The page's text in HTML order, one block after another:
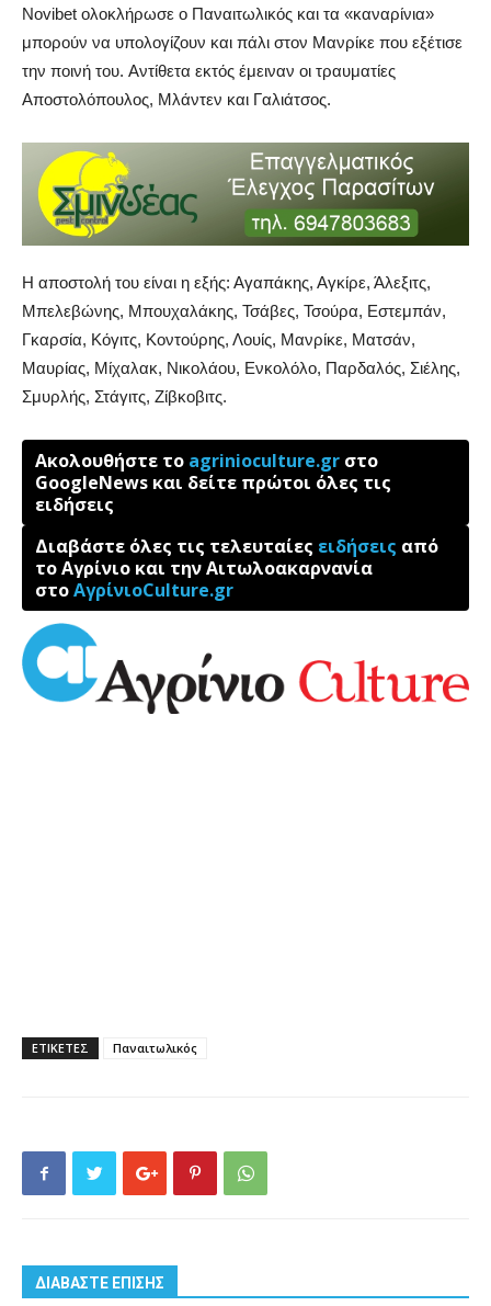
Novibet ολοκλήρωσε ο Παναιτωλικός και τα «καναρίνια»
μπορούν να υπολογίζουν και πάλι στον Μανρίκε που εξέτισε
την ποινή του. Aντίθετα εκτός έμειναν οι τραυματίες
Αποστολόπουλος, Μλάντεν και Γαλιάτσος.
Η αποστολή του είναι η εξής: Αγαπάκης, Αγκίρε, Άλεξιτς,
Μπελεβώνης, Μπουχαλάκης, Τσάβες, Τσούρα, Εστεμπάν,
Γκαρσία, Κόγιτς, Κοντούρης, Λουίς, Μανρίκε, Ματσάν,
Μαυρίας, Μίχαλακ, Νικολάου, Ενκολόλο, Παρδαλός, Σιέλης,
Σμυρλής, Στάγιτς, Ζίβκοβιτς.
Ακολουθήστε το agrinioculture.gr στο
GoogleNews και δείτε πρώτοι όλες τις
ειδήσεις
Διαβάστε όλες τις τελευταίες ειδήσεις από
το Αγρίνιο και την Αιτωλοακαρνανία
στοΑγρίνιοCulture.gr
ΕΤΙΚΕΤΕΣ Παναιτωλικός
ΔΙΑΒΑΣΤΕ ΕΠΙΣΗΣ